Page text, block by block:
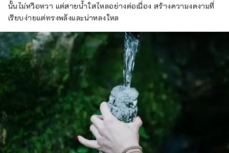
นั้นไม่หวือหวา แต่สายน้ำใสไหลอย่างต่อเนื่อง สร้างความงดงามที่
เรียบง่ายแต่ทรงพลังและน่าหลงใหล